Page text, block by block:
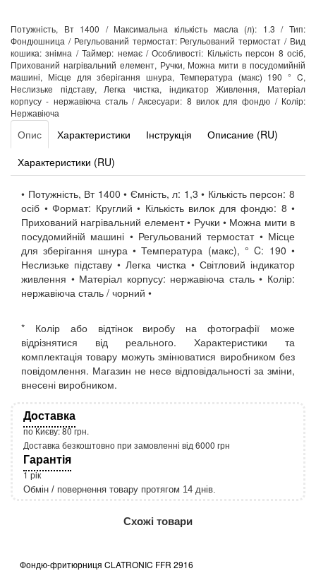
Потужність, Вт 1400 / Максимальна кількість масла (л): 1.3 / Тип:
Фондюшница / Регульований термостат: Регульований термостат / Вид
кошика: знімна / Таймер: немає / Особливості: Кількість персон 8 осіб,
Прихований нагрівальний елемент, Ручки, Можна мити в посудомийній
машині, Місце для зберігання шнура, Температура (макс) 190 ° C,
Неслизьке підставу, Легка чистка, індикатор Живлення, Матеріал
корпусу - нержавіюча сталь / Аксесуари: 8 вилок для фондю / Колір:
Нержавіюча
Опис Характеристики Інструкція
Описание (RU)
Характеристики (RU)
• Потужність, Вт 1400 • Ємність, л: 1,3 • Кількість персон: 8
осіб • Формат: Круглий • Кількість вилок для фондю: 8 •
Прихований нагрівальний елемент • Ручки • Можна мити в
посудомийній машині • Регульований термостат • Місце
для зберігання шнура • Температура (макс), ° C: 190 •
Неслизьке підставу • Легка чистка • Світловий індикатор
живлення • Матеріал корпусу: нержавіюча сталь • Колір:
нержавіюча сталь / чорний •
* Колір або відтінок виробу на фотографії може
відрізнятися від реального. Характеристики та
комплектація товару можуть змінюватися виробником без
повідомлення. Магазин не несе відповідальності за зміни,
внесені виробником.
Доставка
по Києву: 80 грн.
Доставка безкоштовно при замовленні від 6000 грн
Гарантія
1 рік
Обмін / повернення товару протягом 14 днів.
Схожі товари
Фондю-фритюрниця CLATRONIC FFR 2916